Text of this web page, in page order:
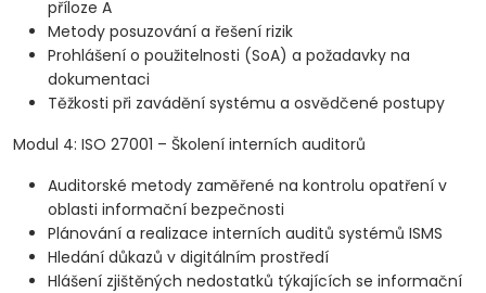
příloze A
Metody posuzování a řešení rizik
Prohlášení o použitelnosti (SoA) a požadavky na
dokumentaci
Těžkosti při zavádění systému a osvědčené postupy
Modul 4: ISO 27001 – Školení interních auditorů
Auditorské metody zaměřené na kontrolu opatření v
oblasti informační bezpečnosti
Plánování a realizace interních auditů systémů ISMS
Hledání důkazů v digitálním prostředí
Hlášení zjištěných nedostatků týkajících se informační